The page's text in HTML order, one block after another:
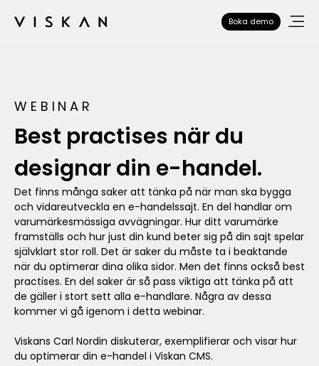
Boka demo
WEBINAR
Best practises när du
designar din e-handel.
Det finns många saker att tänka på när man ska bygga
och vidareutveckla en e-handelssajt. En del handlar om
varumärkesmässiga avvägningar. Hur ditt varumärke
framställs och hur just din kund beter sig på din sajt spelar
självklart stor roll. Det är saker du måste ta i beaktande
när du optimerar dina olika sidor. Men det finns också best
practises. En del saker är så pass viktiga att tänka på att
de gäller i stort sett alla e-handlare. Några av dessa
kommer vi gå igenom i detta webinar.
Viskans Carl Nordin diskuterar, exemplifierar och visar hur
du optimerar din e-handel i Viskan CMS.